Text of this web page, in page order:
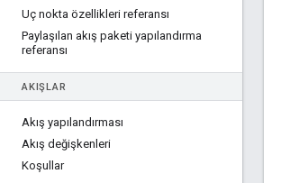
Uç nokta özellikleri referansı
Paylaşılan akış paketi yapılandırma
referansı
AKIŞLAR
Akış yapılandırması
Akış değişkenleri
Koşullar